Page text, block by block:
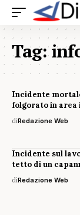
Tag:
Incidente
folgorato in
diRedazione Web
Incidente sul
tetto di un
diRedazione Web